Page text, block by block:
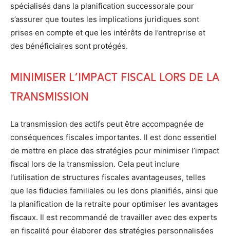
spécialisés dans la planification successorale pour
s’assurer que toutes les implications juridiques sont
prises en compte et que les intérêts de l’entreprise et
des bénéficiaires sont protégés.
Minimiser l’impact fiscal lors de la
transmission
La transmission des actifs peut être accompagnée de
conséquences fiscales importantes. Il est donc essentiel
de mettre en place des stratégies pour minimiser l’impact
fiscal lors de la transmission. Cela peut inclure
l’utilisation de structures fiscales avantageuses, telles
que les fiducies familiales ou les dons planifiés, ainsi que
la planification de la retraite pour optimiser les avantages
fiscaux. Il est recommandé de travailler avec des experts
en fiscalité pour élaborer des stratégies personnalisées